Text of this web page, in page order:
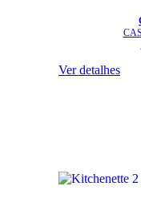
Ver detalhes